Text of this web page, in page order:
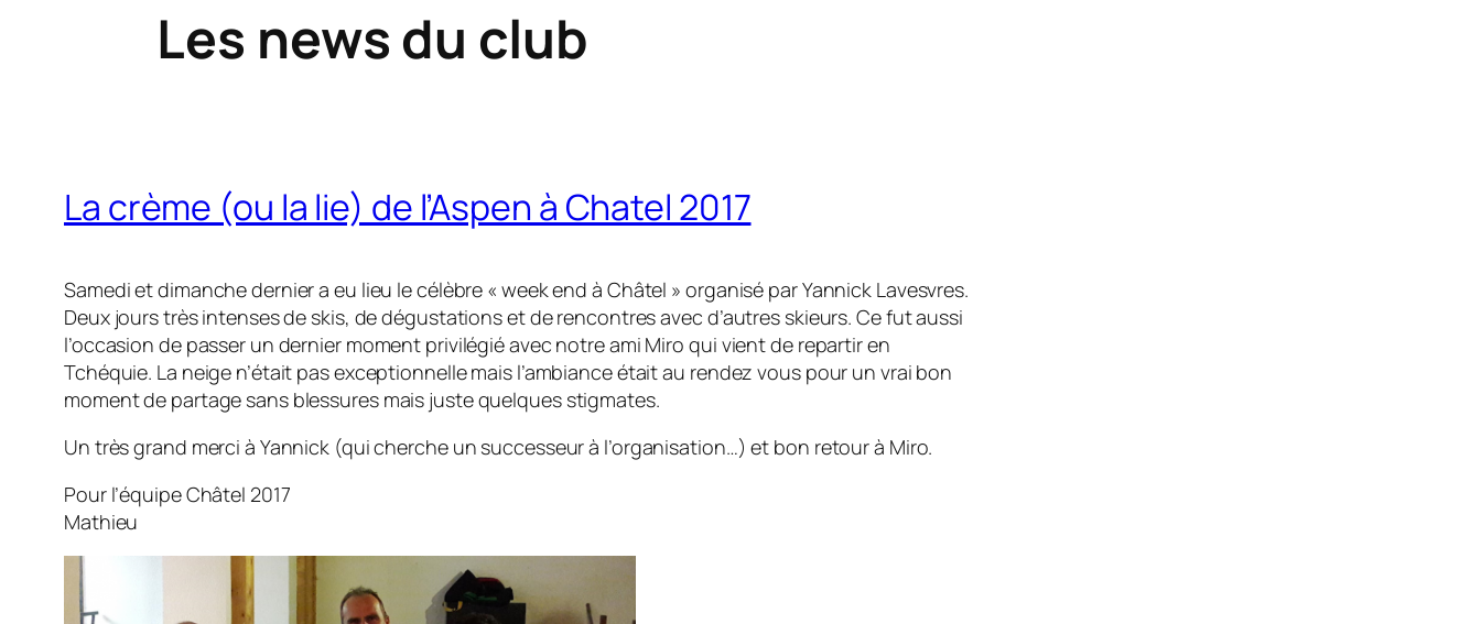
Les news du club
La crème (ou la lie) de l’Aspen à Chatel 2017
Samedi et dimanche dernier a eu lieu le célèbre « week end à Châtel » organisé par Yannick Lavesvres.
Deux jours très intenses de skis, de dégustations et de rencontres avec d’autres skieurs. Ce fut aussi
l’occasion de passer un dernier moment privilégié avec notre ami Miro qui vient de repartir en
Tchéquie. La neige n’était pas exceptionnelle mais l’ambiance était au rendez vous pour un vrai bon
moment de partage sans blessures mais juste quelques stigmates.
Un très grand merci à Yannick (qui cherche un successeur à l’organisation…) et bon retour à Miro.
Pour l’équipe Châtel 2017
Mathieu